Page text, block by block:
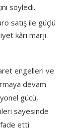
söyledi.
satış ile güçlü
kârı marjı
engelleri ve
devam
gücü,
sayesinde
ifade etti.